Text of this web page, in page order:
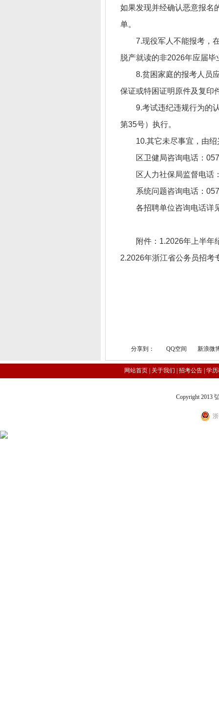
如果发现并经确认恶意报名
单。
7.现役军人不能报考，
脱产就读的非2026年应届
8.贫困家庭的报考人员
保证或特困证明原件及复印
9.考试违纪违规行为的
第35号）执行。
10.其它未尽事宜，由
区卫健局咨询电话：
区人力社保局监督电话
系统问题咨询电话：
各招聘单位咨询电话详
附件： 1.2026年上半年
2.2026年浙江省公务员招考
分享到： QQ空间 新浪微
网站首页| 关于我们 招考公告| 学
Copyright 2013